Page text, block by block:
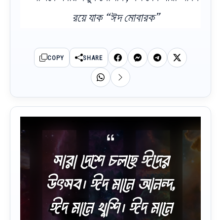
রয়ে যাক “ঈদ মোবারক”
COPY SHARE
সারা দেশে চলছে ঈদের
উৎসব। ঈদ মানে আনন্দ,
ঈদ মানে খুশি। ঈদ মানে